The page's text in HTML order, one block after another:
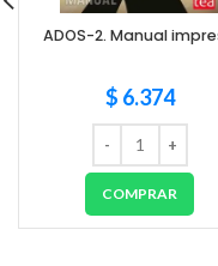
ADOS-2. Manual
$ 6.374
COMPRAR